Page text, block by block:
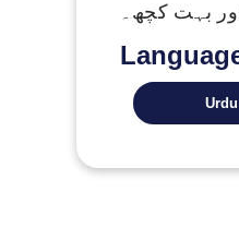
بہت کچھ۔
Urdu